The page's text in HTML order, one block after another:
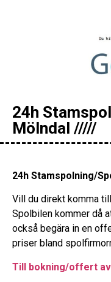
24h
Mölndal /////
24h Stamspolning/
Vill du direkt komma
Spolbilen kommer då
också begära in en
priser bland
Till bokning/offert